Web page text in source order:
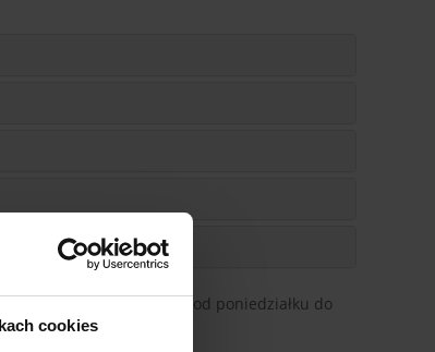
cookies
czynne: 8:00-16:00 - od poniedziałku do